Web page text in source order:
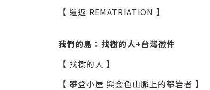
【 遣返 REMATRIATION 】
我們的島：找樹的人+台灣徵件
【 找樹的人 】
【 攀登小屋 與金色山脈上的攀岩者 】